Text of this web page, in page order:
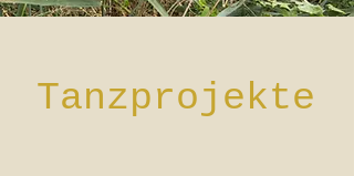
Tanzprojekte